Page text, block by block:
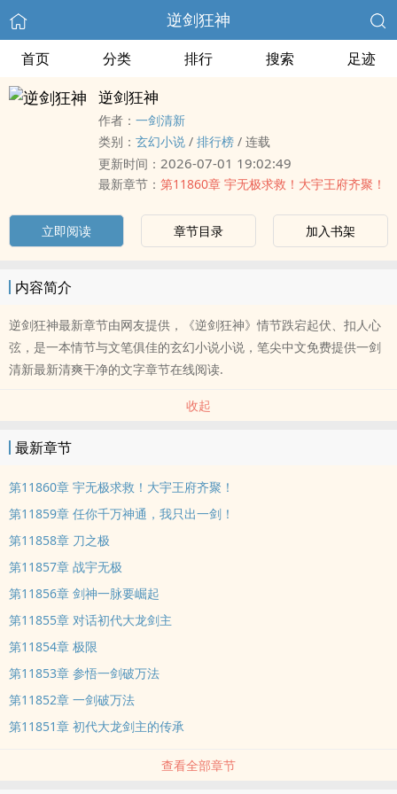
逆剑狂神
首页 分类 排行 搜索 足迹
逆剑狂神
作者： 一剑清新
类别： 玄幻小说 / 排行榜 / 连载
更新时间： 2026-07-01 19:02:49
最新章节： 第11860章 宇无极求救！大宇王府齐聚！
立即阅读 章节目录 加入书架
内容简介
逆剑狂神最新章节由网友提供，《逆剑狂神》情节跌宕起伏、扣人心
弦，是一本情节与文笔俱佳的玄幻小说小说，笔尖中文免费提供一剑
清新最新清爽干净的文字章节在线阅读.
收起
最新章节
第11860章 宇无极求救！大宇王府齐聚！
第11859章 任你千万神通，我只出一剑！
第11858章 刀之极
第11857章 战宇无极
第11856章 剑神一脉要崛起
第11855章 对话初代大龙剑主
第11854章 极限
第11853章 参悟一剑破万法
第11852章 一剑破万法
第11851章 初代大龙剑主的传承
查看全部章节